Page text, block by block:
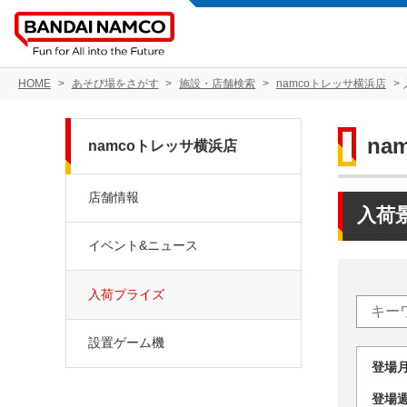
HOME あそび場をさがす 施設・店舗検索 namcoトレッサ横浜店
入荷
登
登
namcoトレッサ横浜店
店舗情報
イベント&ニュース
入荷プライズ
設置ゲーム機